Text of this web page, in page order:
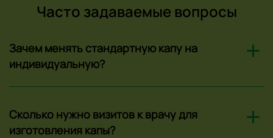
Часто задаваемые вопросы
Зачем менять стандартную капу на
индивидуальную?
Сколько нужно визитов к врачу для
изготовления капы?